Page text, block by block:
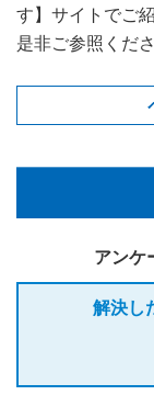
す】サイトでご
是非ご参照くださ
アンケ
解決し